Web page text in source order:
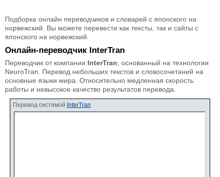
Подборка онлайн переводчиков и словарей с японского на
норвежский. Вы можете перевести как тексты, так и сайты с
японского на норвежский.
Онлайн-переводчик InterTran
Переводчик от компании InterTran , основанный на технологии
NeuroTran. Перевод небольших текстов и словосочетаний на
основные языки мира. Относительно медленная скорость
работы и невысокое качество результатов перевода.
Перевод системой InterTran